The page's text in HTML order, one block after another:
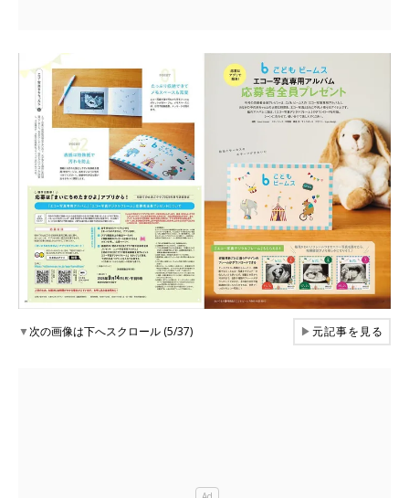
▼次の画像は下へスクロール (5/37) ▶元記事を見る